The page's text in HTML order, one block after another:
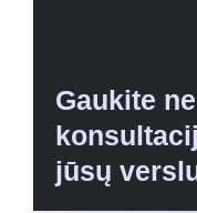
Gaukite
jūsų